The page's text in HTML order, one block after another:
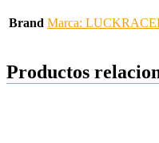
Brand Marca:
Productos